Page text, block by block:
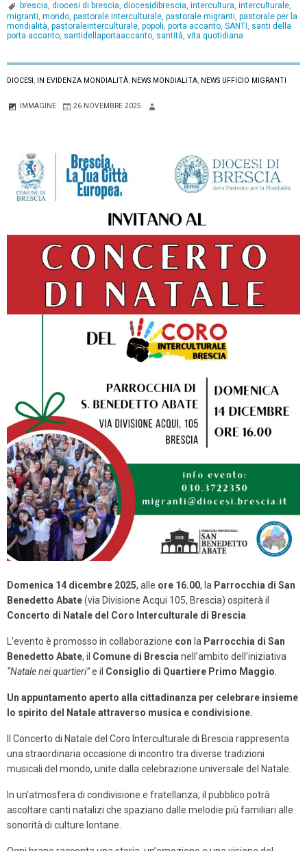
brescia, diocesi di brescia, diocesidibrescia, intercultura, interculturale,
migranti, mondo, pastorale interculturale, pastorale migranti, pastorale per la
mondialità, pastoraleinterculturale, popoli, porta accanto, SANTI , santi della
porta accanto, santidellaportaaccanto, santità, vita quotidiana
DIOCESI , IN EVIDENZA MONDIALITÀ, NEWS MONDIALITA, NEWS UFFICIO MIGRANTI
IMMAGINE 26 NOVEMBRE 2025
Domenica 14 dicembre 2025, alle ore 16.00, la Parrocchia di San
Benedetto Abate(via Divisione Acqui 105, Brescia) ospiterà il
Concerto di Natale del Coro Interculturale di Brescia
L’evento è promosso in collaborazione con la Parrocchia di San
Benedetto Abate, il Comune di Brescia nell’ambito dell’iniziativa
“Natale nei quartieri”e il Consiglio di Quartiere Primo Maggio
Un appuntamento aperto alla cittadinanza per celebrare insieme
lo spirito del Natale attraverso musica e condivisione.
Il Concerto di Natale del Coro Interculturale di Brescia rappresenta
una straordinaria occasione di incontro tra diverse tradizioni
musicali del mondo, unite dalla celebrazione universale del Natale.
In un’atmosfera di condivisione e fratellanza, il pubblico potrà
ascoltare canti natalizi che spaziano dalle melodie più familiari alle
sonorità di culture lontane.